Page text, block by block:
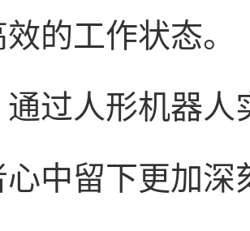
的工作状态。
通过人形机器人
心中留下更加